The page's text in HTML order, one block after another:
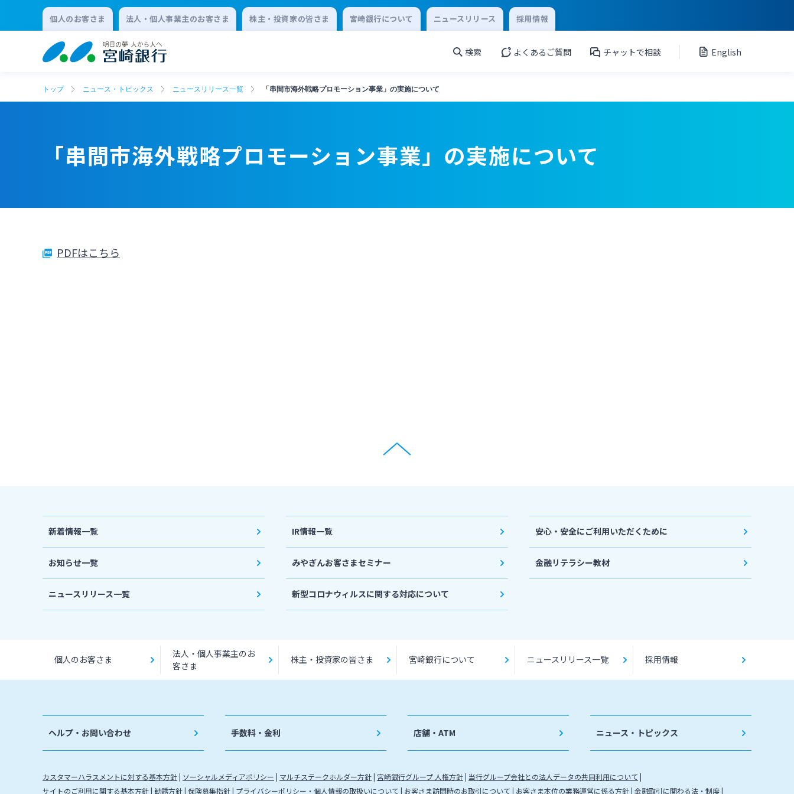
個人のお客さま 法人・個人事業主のお客さま 株主・投資家の皆さま 宮崎銀行について ニュースリリース 採用情報
検索 よくあるご質問 チャットで相談 English
トップ ニュース・トピックス ニュースリリース一覧 「串間市海外戦略プロモーション事業」の実施について
「串間市海外戦略プロモーション事業」の実施について
PDFはこちら
新着情報一覧
お知らせ一覧
ニュースリリース一覧
IR情報一覧
みやぎんお客さまセミナー
新型コロナウィルスに関する対応について
安心・安全にご利用いただくために
金融リテラシー教材
個人のお客さま
法人・個人事業主のお
客さま
株主・投資家の皆さま 宮崎銀行について ニュースリリース一覧 採用情報
ヘルプ・お問い合わせ 手数料・金利 店舗・ATM ニュース・トピックス
カスタマーハラスメントに対する基本方針 ソーシャルメディアポリシー マルチステークホルダー方針 宮崎銀行グループ 人権方針 当行グループ会社との法人データの共同利用について
サイトのご利用に関する基本方針 勧誘方針 保険募集指針 プライバシーポリシー・個人情報の取扱いについて お客さま訪問時のお取引について お客さま本位の業務運営に係る方針 金融取引に関わる法・制度